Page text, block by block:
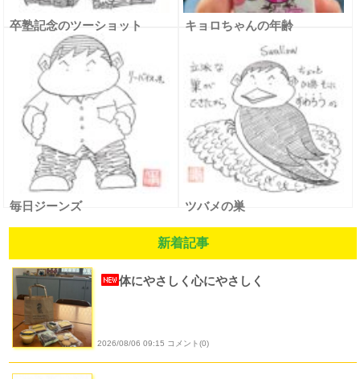
卒塾記念のツーショット キョロちゃんの年齢
毎日ジーンズ ツバメの巣
新着記事
体にやさしく心にやさしく
2026/08/06 09:15 コメント(0)